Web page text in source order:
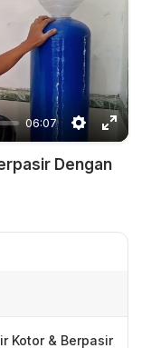
06:07
S
e
E
n
l
Dengan
Kotor & Berpasir